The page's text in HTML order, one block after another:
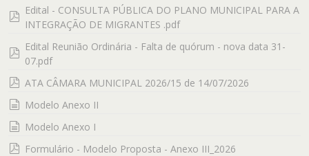
pdf
Edital - CONSULTA PÚBLICA DO PLANO MUNICIPAL PARA A
INTEGRAÇÃO DE MIGRANTES .pdf
pdf
Edital Reunião Ordinária - Falta de quórum - nova data 31-
07.pdf
pdf
ATA CÂMARA MUNICIPAL 2026/15 de 14/07/2026
documento
Modelo Anexo II
documento
Modelo Anexo I
pdf
Formulário - Modelo Proposta - Anexo III_2026